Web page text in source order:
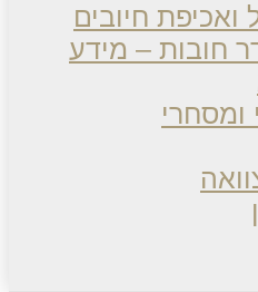
חיובים
חובות – מידע